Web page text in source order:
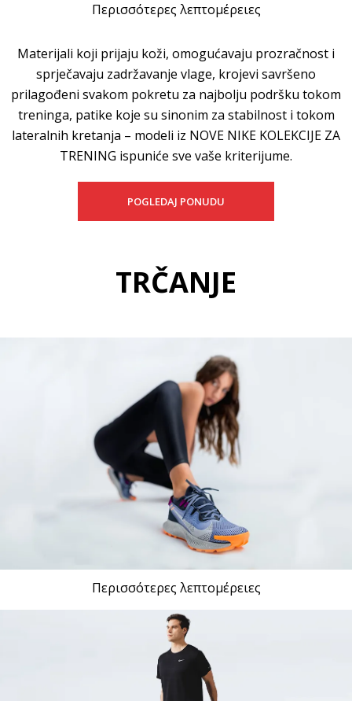
Περισσότερες λεπτομέρειες
Materijali koji prijaju koži, omogućavaju prozračnost i
sprječavaju zadržavanje vlage, krojevi savršeno
prilagođeni svakom pokretu za najbolju podršku tokom
treninga, patike koje su sinonim za stabilnost i tokom
lateralnih kretanja – modeli iz NOVE NIKE KOLEKCIJE ZA
TRENING ispuniće sve vaše kriterijume.
POGLEDAJ PONUDU
TRČANJE
Περισσότερες λεπτομέρειες